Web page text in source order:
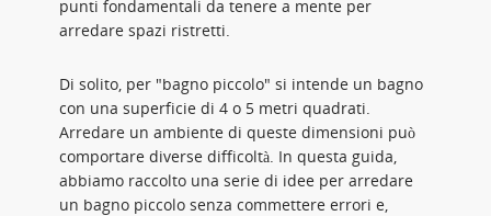
punti fondamentali da tenere a mente per
arredare spazi ristretti.
Di solito, per "bagno piccolo" si intende un bagno
con una superficie di 4 o 5 metri quadrati.
Arredare un ambiente di queste dimensioni può
comportare diverse difficoltà. In questa guida,
abbiamo raccolto una serie di idee per arredare
un bagno piccolo senza commettere errori e,